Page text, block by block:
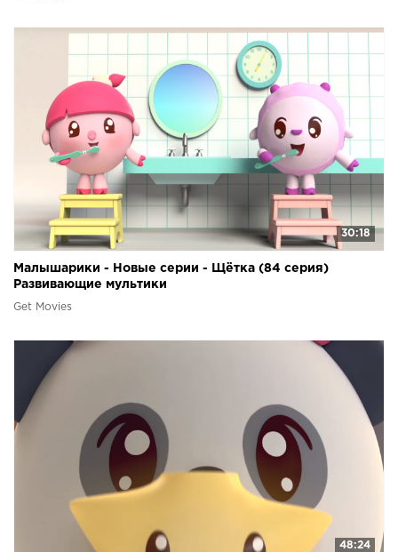
30:18
Малышарики - Новые серии - Щётка (84 серия)
Развивающие мультики
Get Movies
48:24